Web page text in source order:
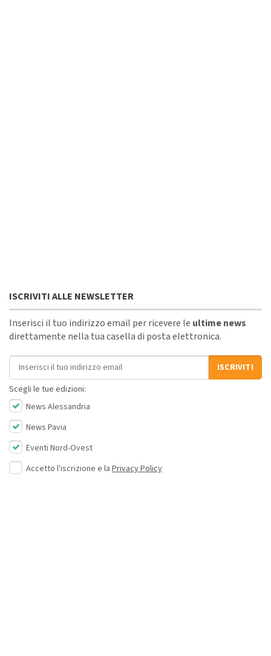
ISCRIVITI ALLE NEWSLETTER
Inserisci il tuo indirizzo email per ricevere le ultime news
direttamente nella tua casella di posta elettronica.
Indirizzo email
ISCRIVITI
Scegli le tue edizioni:
News Alessandria
News Pavia
Eventi Nord-Ovest
Accetto l'iscrizione e la Privacy Policy